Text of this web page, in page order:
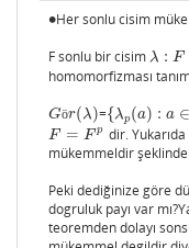
∙
∙ Her sonlu cisim
F sonlu bir cisim λ : F
λ: F→F
homomorfizması
Gör( λ)
Gör(λ) ={ λp (a) : a ∈
{λp(a):a ∈ F}
F = F p
F= Fp
dir.
mükemmeldir
Peki dediğinize göre
dogruluk payı var
teoremden dolayı